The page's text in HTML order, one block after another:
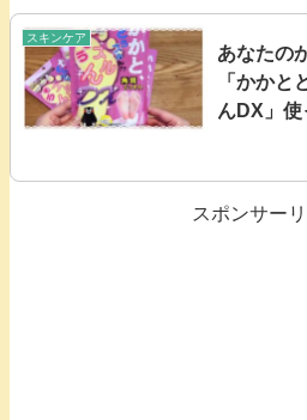
スキンケア
あなたの
「かかと
んDX」使
スポンサー